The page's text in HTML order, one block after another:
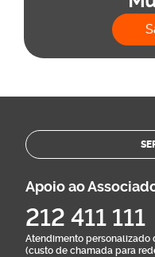
Apoio ao
212 411 111
Atendimento personalizado
(custo de chamada para